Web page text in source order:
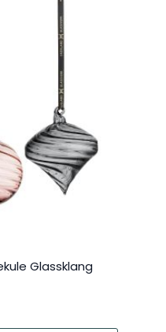
Glassklang